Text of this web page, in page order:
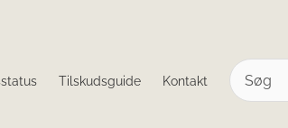
Tilskudsguide Kontakt